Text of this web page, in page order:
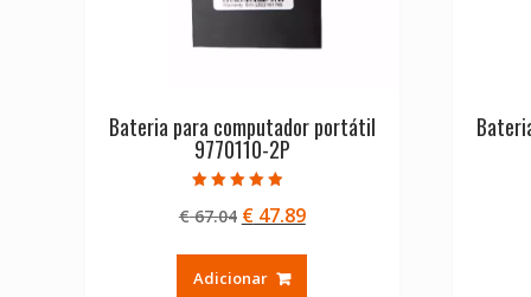
Bateria para computador portátil
9770110-2P
4.50
de 5
€67.04 O
original
€47.89O
Adicionar